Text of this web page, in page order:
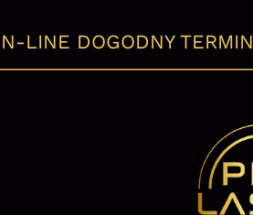
LINE DOGODNY TERMIN